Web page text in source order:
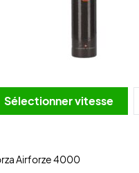
Sélectionner vitesse
Airforze 4000